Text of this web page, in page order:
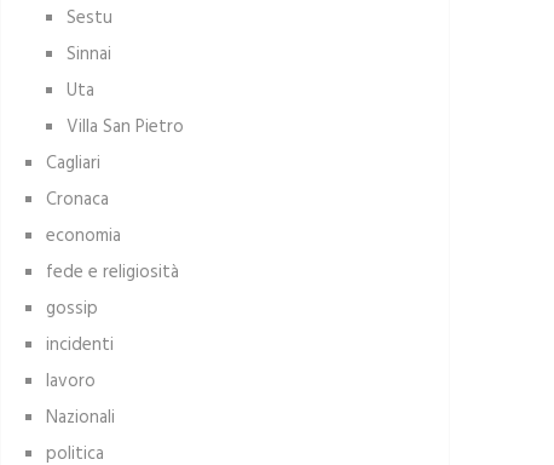
Sestu
Sinnai
Uta
Villa San Pietro
Cagliari
Cronaca
economia
fede e religiosità
gossip
incidenti
lavoro
Nazionali
politica